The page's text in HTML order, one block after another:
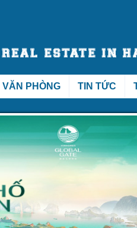
VĂN PHÒNG TIN TỨC